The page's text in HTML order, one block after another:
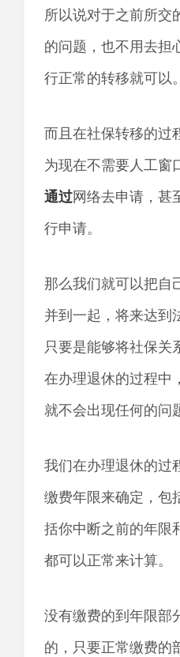
所以说对于之前所交
的问题，也不用去担
行正常的转移就可以。
而且在社保转移的过
为现在不需要人工窗
通过网络去申请，甚
行申请。
那么我们就可以把自
并到一起，将来达到
只要是能够将社保关
在办理退休的过程中
就不会出现任何的问
我们在办理退休的过
缴费年限来确定，包
括你中断之前的年限
都可以正常来计算。
没有缴费的到年限部
的，只要正常缴费的